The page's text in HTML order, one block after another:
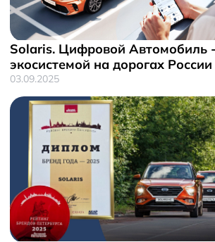
Solaris. Цифровой Автомобиль
экосистемой на дорогах России
03.09.2025